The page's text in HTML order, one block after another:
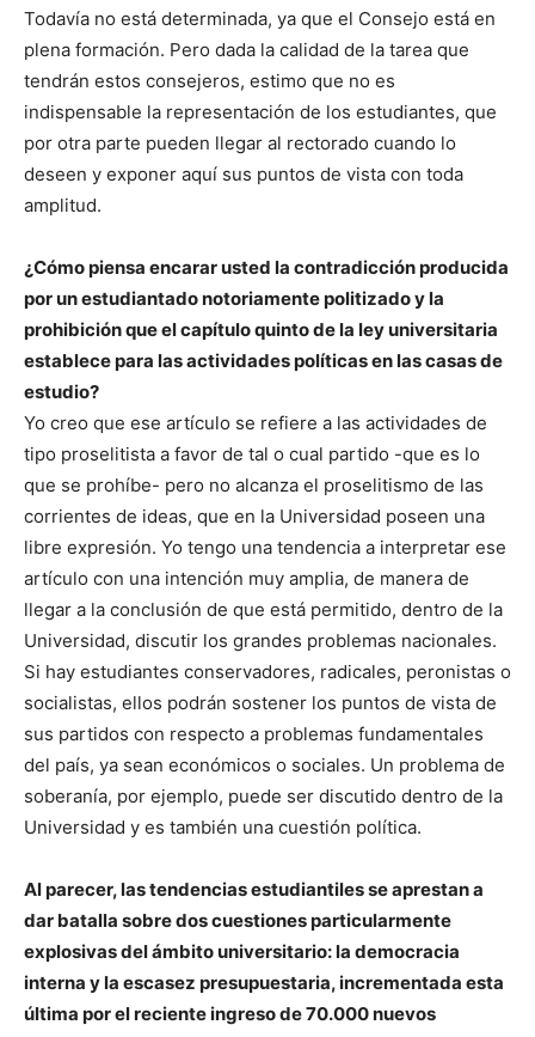
Todavía no está determinada, ya que el Consejo está en
plena formación. Pero dada la calidad de la tarea que
tendrán estos consejeros, estimo que no es
indispensable la representación de los estudiantes, que
por otra parte pueden llegar al rectorado cuando lo
deseen y exponer aquí sus puntos de vista con toda
amplitud.
¿Cómo piensa encarar usted la contradicción producida
por un estudiantado notoriamente politizado y la
prohibición que el capítulo quinto de la ley universitaria
establece para las actividades políticas en las casas de
estudio?
Yo creo que ese artículo se refiere a las actividades de
tipo proselitista a favor de tal o cual partido -que es lo
que se prohíbe- pero no alcanza el proselitismo de las
corrientes de ideas, que en la Universidad poseen una
libre expresión. Yo tengo una tendencia a interpretar ese
artículo con una intención muy amplia, de manera de
llegar a la conclusión de que está permitido, dentro de la
Universidad, discutir los grandes problemas nacionales.
Si hay estudiantes conservadores, radicales, peronistas o
socialistas, ellos podrán sostener los puntos de vista de
sus partidos con respecto a problemas fundamentales
del país, ya sean económicos o sociales. Un problema de
soberanía, por ejemplo, puede ser discutido dentro de la
Universidad y es también una cuestión política.
Al parecer, las tendencias estudiantiles se aprestan a
dar batalla sobre dos cuestiones particularmente
explosivas del ámbito universitario: la democracia
interna y la escasez presupuestaria, incrementada esta
última por el reciente ingreso de 70.000 nuevos